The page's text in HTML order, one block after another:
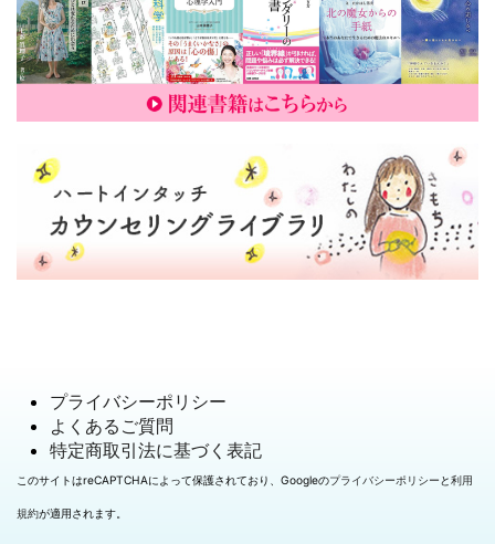
プライバシーポリシー
よくあるご質問
特定商取引法に基づく表記
このサイトはreCAPTCHAによって保護されており、Googleのプライバシーポリシー と利用
規約が適用されます。